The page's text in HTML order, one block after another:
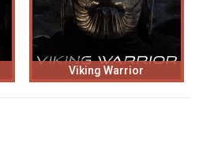
Viking Warrior